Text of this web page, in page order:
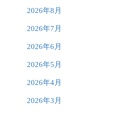
2026年8月
2026年7月
2026年6月
2026年5月
2026年4月
2026年3月